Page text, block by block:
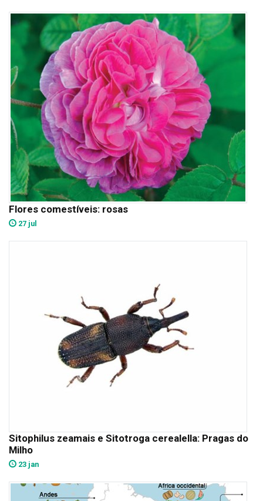
Flores comestíveis: rosas
27 jul
Sitophilus zeamais e Sitotroga cerealella: Pragas do
Milho
23 jan